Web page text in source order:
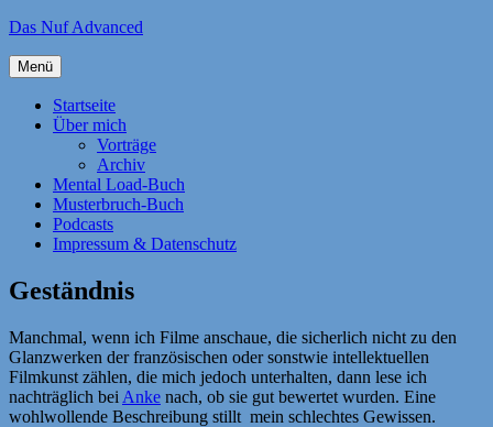
Zum
springen
Das Nuf Advanced
Menü
Startseite
Über mich
Vorträge
Archiv
Mental Load-Buch
Musterbruch-Buch
Podcasts
Impressum & Datenschutz
Geständnis
Manchmal, wenn ich Filme anschaue, die sicherlich nicht zu den
Glanzwerken der französischen oder sonstwie intellektuellen
Filmkunst zählen, die mich jedoch unterhalten, dann lese ich
nachträglich bei Anke nach, ob sie gut bewertet wurden. Eine
wohlwollende Beschreibung stillt mein schlechtes Gewissen.